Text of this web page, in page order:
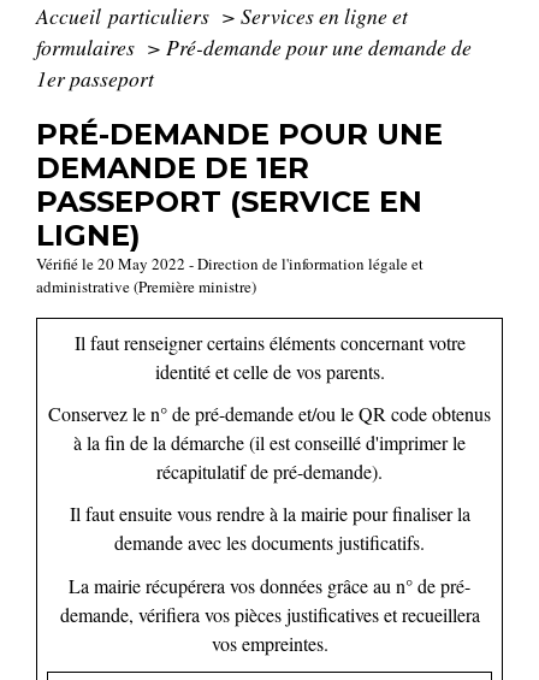
Accueil particuliers > Services en ligne et
formulaires > Pré-demande pour une demande de
1er passeport
PRÉ-DEMANDE POUR UNE
DEMANDE DE 1ER
PASSEPORT (SERVICE EN
LIGNE)
Vérifié le 20 May 2022 - Direction de l'information légale et
administrative (Première ministre)
Il faut renseigner certains éléments concernant votre
identité et celle de vos parents.
Conservez le n° de pré-demande et/ou le QR code obtenus
à la fin de la démarche (il est conseillé d'imprimer le
récapitulatif de pré-demande).
Il faut ensuite vous rendre à la mairie pour finaliser la
demande avec les documents justificatifs.
La mairie récupérera vos données grâce au n° de pré-
demande, vérifiera vos pièces justificatives et recueillera
vos empreintes.